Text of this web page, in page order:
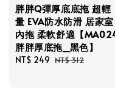
胖胖Q彈厚底底拖 超輕
量 EVA防水防滑 居家室
內拖 柔軟舒適【
胖胖厚底拖_黑色】
Sale
NT$ 249 Regular
NT$ 312